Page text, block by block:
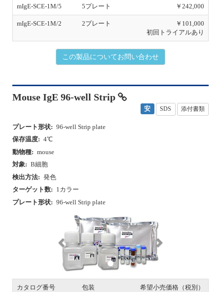
mIgE-SCE-1M/5 5プレート ￥242,000
mIgE-SCE-1M/2 2プレート
￥101,000
初回トライアルあり
この製品についてお問い合わせ
Mouse IgE 96-well Strip
安 SDS 添付書類
プレート形状: 96-well Strip plate
保存温度: 4℃
動物種: mouse
対象: B細胞
検出方法: 発色
ターゲット数: 1カラー
プレート形状: 96-well Strip plate
e
v
i
o
u
s
e
t
カタログ番号 包装 希望小売価格（税別）